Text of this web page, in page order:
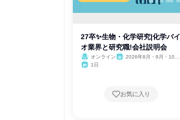
27卒✨️生物・化学研究|化学バイ
オ業界と研究職!会社説明会
オンライン
2026年8月・9月・10
1日
お気に入り